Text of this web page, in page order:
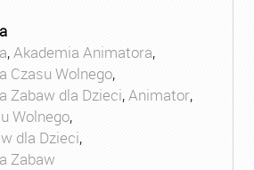
,Akademia Animatora,
Czasu Wolnego,
Zabaw dla Dzieci,Animator,
Wolnego,
dla Dzieci,
Zabaw